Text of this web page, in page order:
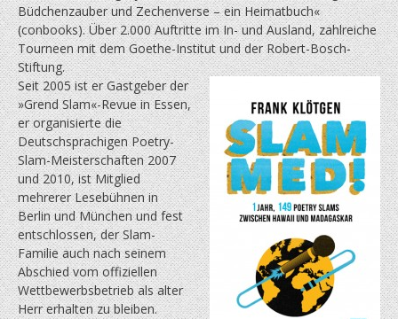
Büdchenzauber und Zechenverse – ein Heimatbuch«
(conbooks). Über 2.000 Auftritte im In- und Ausland, zahlreiche
Tourneen mit dem Goethe-Institut und der Robert-Bosch-
Stiftung.
Seit 2005 ist er Gastgeber der
»Grend Slam«-Revue in Essen,
er organisierte die
Deutschsprachigen Poetry-
Slam-Meisterschaften 2007
und 2010, ist Mitglied
mehrerer Lesebühnen in
Berlin und München und fest
entschlossen, der Slam-
Familie auch nach seinem
Abschied vom offiziellen
Wettbewerbsbetrieb als alter
Herr erhalten zu bleiben.